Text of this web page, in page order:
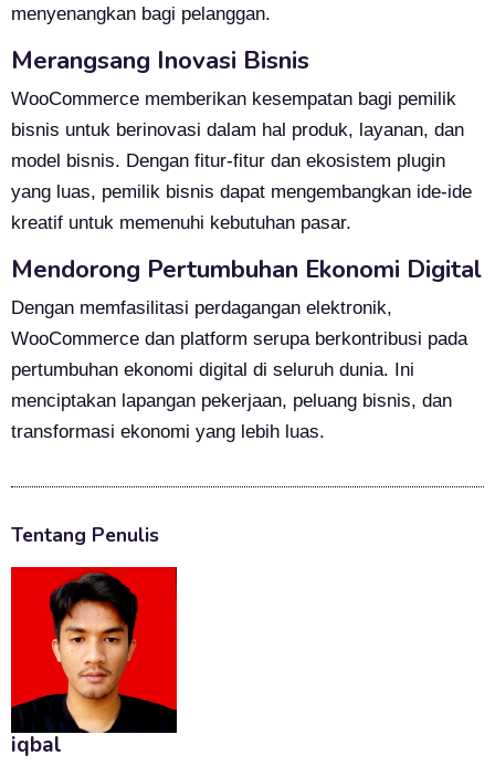
menyenangkan bagi pelanggan.
Merangsang Inovasi Bisnis
WooCommerce memberikan kesempatan bagi pemilik
bisnis untuk berinovasi dalam hal produk, layanan, dan
model bisnis. Dengan fitur-fitur dan ekosistem plugin
yang luas, pemilik bisnis dapat mengembangkan ide-ide
kreatif untuk memenuhi kebutuhan pasar.
Mendorong Pertumbuhan Ekonomi Digital
Dengan memfasilitasi perdagangan elektronik,
WooCommerce dan platform serupa berkontribusi pada
pertumbuhan ekonomi digital di seluruh dunia. Ini
menciptakan lapangan pekerjaan, peluang bisnis, dan
transformasi ekonomi yang lebih luas.
Tentang Penulis
iqbal